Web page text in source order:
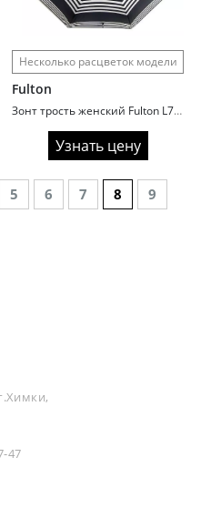
Несколько расцветок модели
Fulton
Зонт трость женский Fulton L720/2784 Stripes (Полоски)
Узнать цену
5 6 7 8
9
47